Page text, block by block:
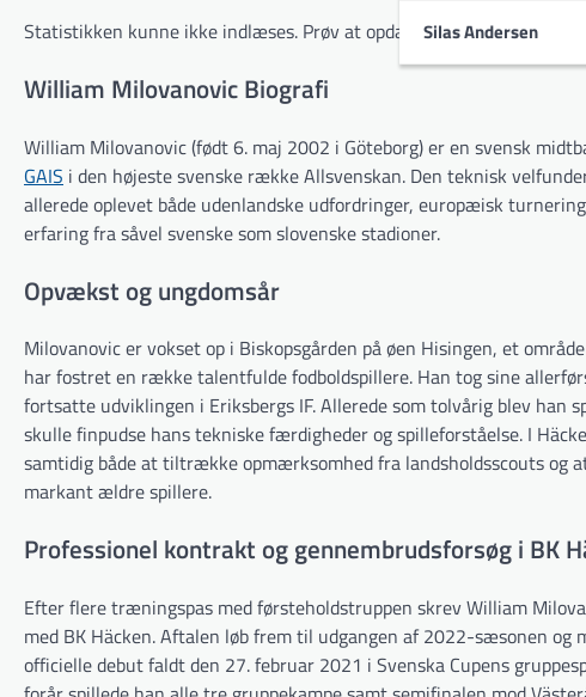
Silas Andersen
Statistikken kunne ikke indlæses. Prøv at opdatere siden.
William Milovanovic Biografi
William Milovanovic (født 6. maj 2002 i Göteborg) er en svensk
GAIS i den højeste svenske række Allsvenskan. Den teknisk
allerede oplevet både udenlandske udfordringer, europæisk
erfaring fra såvel svenske som slovenske stadioner.
Opvækst og ungdomsår
Milovanovic er vokset op i Biskopsgården på øen Hisingen, et
har fostret en række talentfulde fodboldspillere. Han tog sine
fortsatte udviklingen i Eriksbergs IF. Allerede som tolvårig blev han
skulle finpudse hans tekniske færdigheder og spilleforståelse. I
samtidig både at tiltrække opmærksomhed fra landsholdsscouts
markant ældre spillere.
Professionel kontrakt og gennembrudsforsøg i BK
Efter flere træningspas med førsteholdstruppen skrev William
med BK Häcken. Aftalen løb frem til udgangen af 2022-sæsonen
officielle debut faldt den 27. februar 2021 i Svenska Cupens